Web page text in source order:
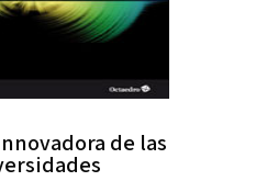
de las